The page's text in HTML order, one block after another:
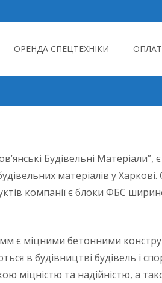
ОРЕНДА СПЕЦТЕХНІКИ
Будівельні Матеріали”,
матеріалів у
компанії є блоки ФБС
є міцними бетонними
в будівництві будівель і
міцністю та надійністю, а